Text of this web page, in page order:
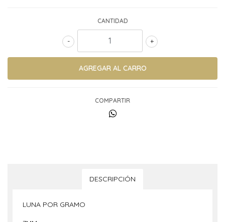
CANTIDAD
+
-
COMPARTIR
DESCRIPCIÓN
LUNA POR GRAMO